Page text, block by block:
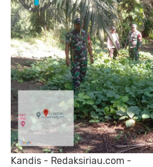
Kandis - Redaksiriau.com -